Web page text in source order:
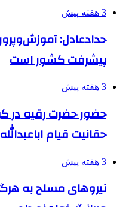
3 هفته پیش
حدادعادل:
پیشرفت کشور است
3 هفته پیش
حضور حضرت رقیه در
حقانیت قیام
3 هفته پیش
نیروهای مسلح به